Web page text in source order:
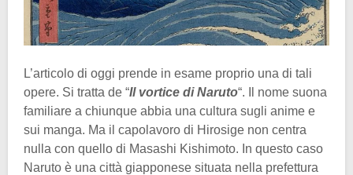
L’articolo di oggi prende in esame proprio una di tali
opere. Si tratta de “Il vortice di Naruto“. Il nome suona
familiare a chiunque abbia una cultura sugli anime e
sui manga. Ma il capolavoro di Hirosige non centra
nulla con quello di Masashi Kishimoto. In questo caso
Naruto è una città giapponese situata nella prefettura